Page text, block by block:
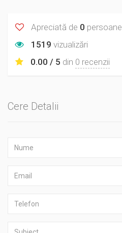
Apreciată de 0 persoane
1519 vizualizări
0.00 / 5 din 0 recenzii
Cere Detalii